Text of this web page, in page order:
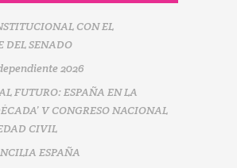
CON EL
DEL SENADO
2026
FUTURO: ESPAÑA EN LA
V CONGRESO NACIONAL
CIVIL
ESPAÑA